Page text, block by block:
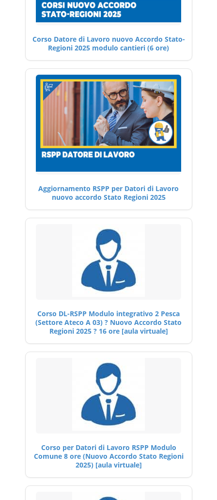
Corso Datore di Lavoro nuovo Accordo Stato-
Regioni 2025 modulo cantieri (6 ore)
Aggiornamento RSPP per Datori di Lavoro
nuovo accordo Stato Regioni 2025
Corso DL-RSPP Modulo integrativo 2 Pesca
(Settore Ateco A 03) ? Nuovo Accordo Stato
Regioni 2025 ? 16 ore [aula virtuale]
Corso per Datori di Lavoro RSPP Modulo
Comune 8 ore (Nuovo Accordo Stato Regioni
2025) [aula virtuale]